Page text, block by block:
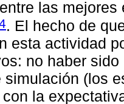
las
. El hecho de
esta actividad
no haber
simulación (los
la